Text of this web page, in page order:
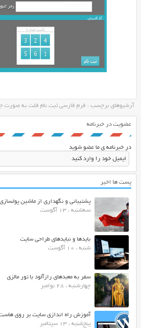
آرشیوهای برچسب : فرم فارسی ثبت نام فلت به صورت
عضویت در خبرنامه
در خبرنامه ی ما عضو شوید
پست ها اخیر
پشتیبانی و نگهداری از ماشین پولسازی
سه‌شنبه ، 13 آگوست
بایدها و نبایدهای طراحی سایت
شنبه ، 10 آگوست
سفر به معبدهای رازآلود با تور مالزی
چهارشنبه ، 28 نوامبر
آموزش راه اندازی سایت بر روی
پنج‌شنبه ، 13 سپتامبر